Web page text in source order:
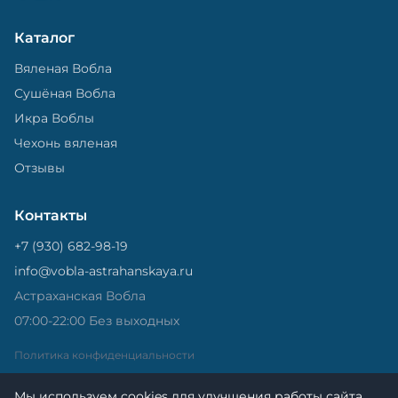
Каталог
Вяленая Вобла
Сушёная Вобла
Икра Воблы
Чехонь вяленая
Отзывы
Контакты
+7 (930) 682-98-19
info@vobla-astrahanskaya.ru
Астраханская Вобла
07:00-22:00 Без выходных
Политика конфиденциальности